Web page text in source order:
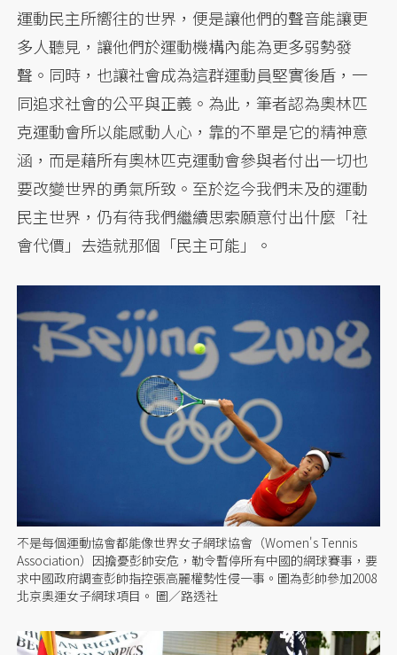
運動民主所嚮往的世界，便是讓他們的聲音能讓更
多人聽見，讓他們於運動機構內能為更多弱勢發
聲。同時，也讓社會成為這群運動員堅實後盾，一
同追求社會的公平與正義。為此，筆者認為奧林匹
克運動會所以能感動人心，靠的不單是它的精神意
涵，而是藉所有奧林匹克運動會參與者付出一切也
要改變世界的勇氣所致。至於迄今我們未及的運動
民主世界，仍有待我們繼續思索願意付出什麼「社
會代價」去造就那個「民主可能」。
不是每個運動協會都能像世界女子網球協會（Women's Tennis
Association）因擔憂彭帥安危，勒令暫停所有中國的網球賽事，要
求中國政府調查彭帥指控張高麗權勢性侵一事。圖為彭帥參加2008
北京奧運女子網球項目。 圖／路透社